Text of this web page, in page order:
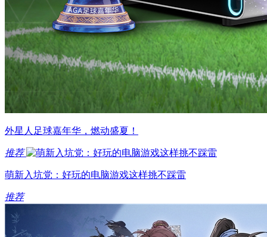
外星人足球嘉年华，燃动盛夏！
推荐
萌新入坑党：好玩的电脑游戏这样挑不踩雷
推荐